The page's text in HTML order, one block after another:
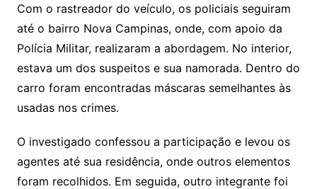
Com o rastreador do veículo, os policiais seguiram
até o bairro Nova Campinas, onde, com apoio da
Polícia Militar, realizaram a abordagem. No interior,
estava um dos suspeitos e sua namorada. Dentro do
carro foram encontradas máscaras semelhantes às
usadas nos crimes.
O investigado confessou a participação e levou os
agentes até sua residência, onde outros elementos
foram recolhidos. Em seguida, outro integrante foi